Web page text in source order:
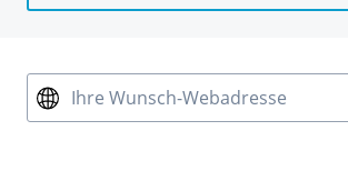
Ihre Wunsch-Webadresse